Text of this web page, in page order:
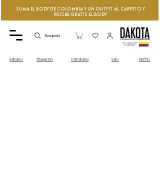
Busqueda
100% PRODUCTOS
COLOMBIANO
Gabanes Chaquetas Pantalones Sale Outfits
Suma el Body de Colombia y un Outfit al Carrito y
recibe GRATIS el Body